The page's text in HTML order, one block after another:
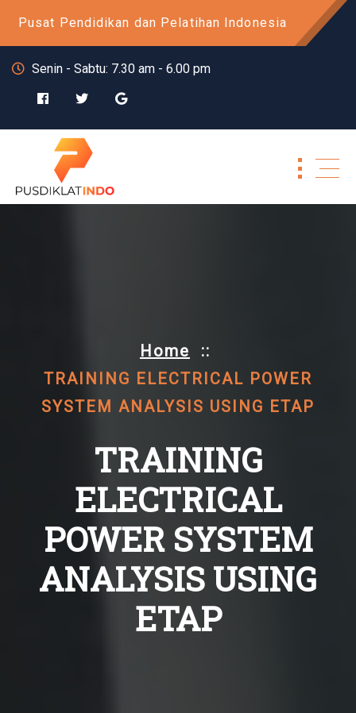
Pusat Pendidikan dan Pelatihan Indonesia
Senin - Sabtu: 7.30 am - 6.00 pm
Home ::
TRAINING ELECTRICAL POWER
SYSTEM ANALYSIS USING ETAP
TRAINING
ELECTRICAL
POWER SYSTEM
ANALYSIS USING
ETAP